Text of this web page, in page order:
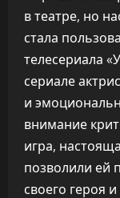
в театре, но
стала
телесериала
сериале
и
внимание
игра,
позволили ей
своего героя